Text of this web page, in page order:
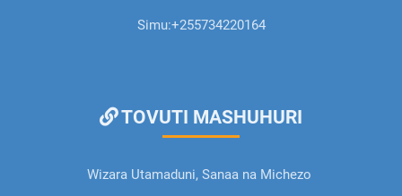
Simu:+255734220164
TOVUTI MASHUHURI
Wizara Utamaduni, Sanaa na Michezo